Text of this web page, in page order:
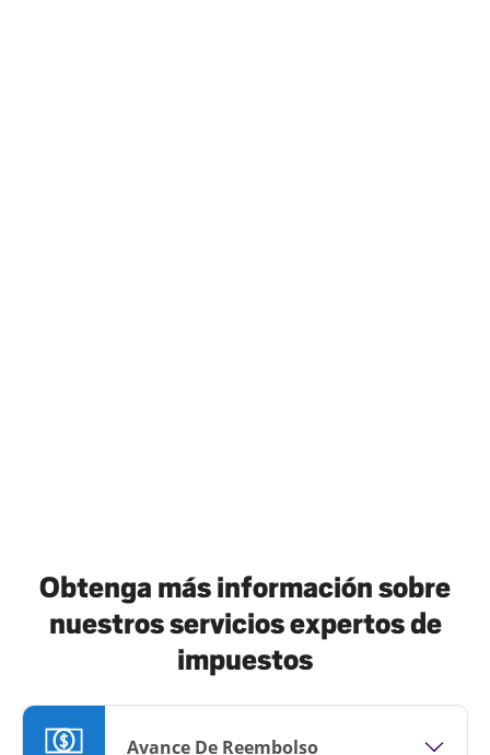
Obtenga más información sobre
nuestros servicios expertos de
impuestos
Avance De Reembolso